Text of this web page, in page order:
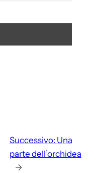
Successivo: Una
parte dell’orchidea
→